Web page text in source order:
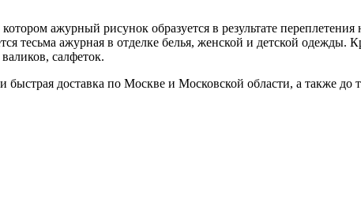
ажурный рисунок образуется в результате переплетения
тесьма ажурная в отделке белья, женской и детской одежды.
салфеток.
доставка по Москве и Московской области, а также до